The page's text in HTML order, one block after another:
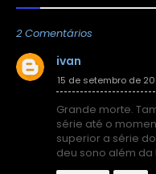
2 Comentários
ivan
15 de setembro de
Grande morte.
série até o
superior a série
deu sono além